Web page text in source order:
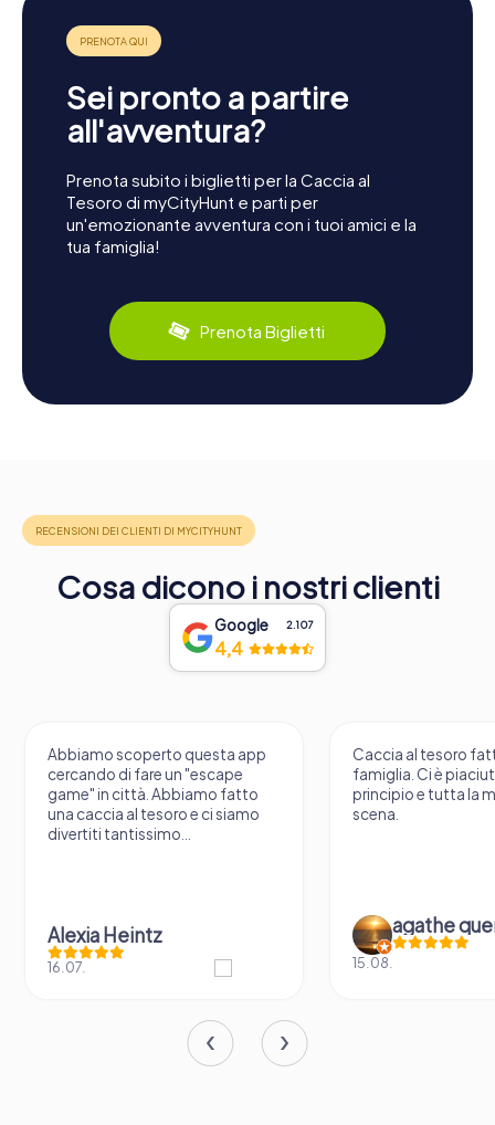
Sei pronto a partire
all'avventura?
Prenota subito i biglietti per la Caccia al
Tesoro di myCityHunt e parti per
un'emozionante avventura con i tuoi amici e la
tua famiglia!
Prenota Biglietti
Cosa dicono i nostri clienti
Google 2.107
4,4
Abbiamo scoperto questa app
cercando di fare un "escape
game" in città. Abbiamo fatto
una caccia al tesoro e ci siamo
divertiti tantissimo...
Alexia Heintz
16.07.
Caccia al tesoro
famiglia. Ci è
principio e tutta la
scena.
agathe
15.08.